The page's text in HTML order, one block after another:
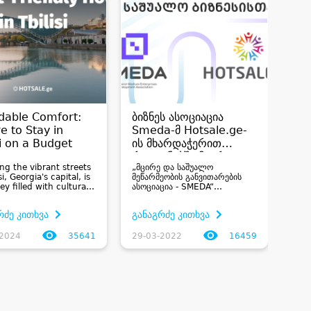
Comfort:
to Stay in
on a Budget
the vibrant streets
Georgia's capital, is
filled with cultural
Fortunately, Tbilisi
options,
კითხვა
35641
ბიზნეს ასოციაცია
Smeda-მ Hotsale.ge-
ის მხარდაჭერით
საშუალო ბიზნესის
ხელშეწყობის
„მცირე და საშუალო
მეწარმეობის განვითარების
ასოციაცია - SMEDA“
პლატფორმა Hotsale.ge-ის
პასუხისმგებლობის კამპანიას
განაგრძე კითხვა
29-03-2022 16459